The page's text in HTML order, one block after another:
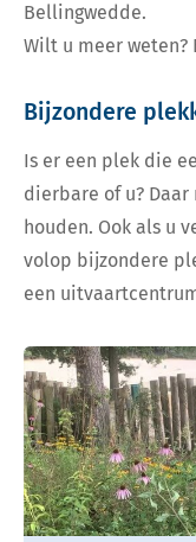
Bellingwedde.
Wilt u meer weten?
Bijzondere
Is er een plek die
dierbare of u?
houden. Ook als u
volop bijzondere
een